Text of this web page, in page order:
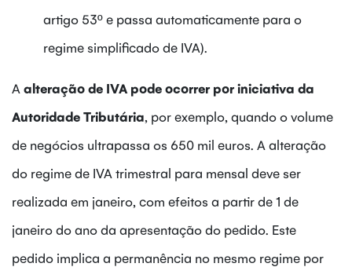
artigo 53º e passa automaticamente para o
regime simplificado de IVA).
A alteração de IVA pode ocorrer por iniciativa da
Autoridade Tributária, por exemplo, quando o volume
de negócios ultrapassa os 650 mil euros. A alteração
do regime de IVA trimestral para mensal deve ser
realizada em janeiro, com efeitos a partir de 1 de
janeiro do ano da apresentação do pedido. Este
pedido implica a permanência no mesmo regime por